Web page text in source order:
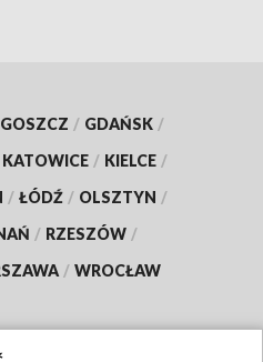
/ GDAŃSK /
KATOWICE / KIELCE /
/ ŁÓDŹ / OLSZTYN /
/ RZESZÓW /
/ WROCŁAW